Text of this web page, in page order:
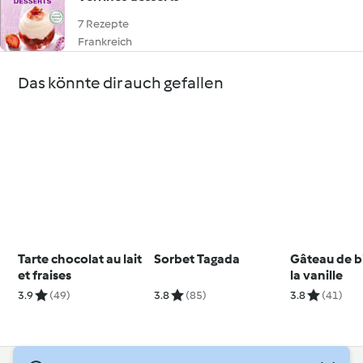
7 Rezepte
Frankreich
Das könnte dir auch gefallen
Tarte chocolat au lait
et fraises
3.9 (49)
Sorbet Tagada
3.8 (85)
Gâteau de
la vanille
3.8 (41)